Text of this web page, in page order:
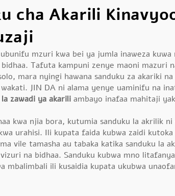
cha Akarili
mzuri kwa bei ya jumla inaweza
Tafuta kampuni zenye maoni mazuri
mara nyingi hawana sanduku za akariki
JIN DA ni alama yenye uaminifu na
zawadi ya akarili ambayo inafaa mahitaji
kwa njia bora, kutumia sanduku la akrilik
urahisi. Ili kupata faida kubwa zaidi
vile tamasha au tabaka katika sanduku
na bidhaa. Sanduku kubwa mno
mbalimbali ili kusaidia kupata ukubwa